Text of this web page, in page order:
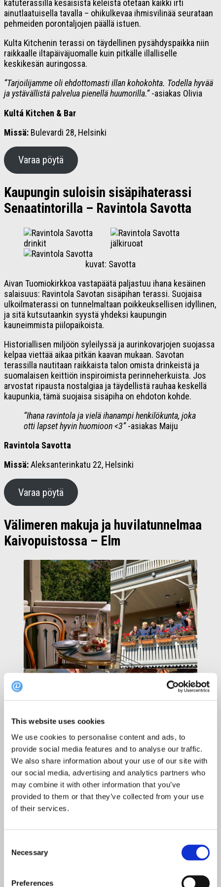
This website uses cookies
We use cookies to personalise content and ads, to
provide social media features and to analyse our traffic.
We also share information about your use of our site with
our social media, advertising and analytics partners who
may combine it with other information that you’ve
provided to them or that they’ve collected from your use
of their services.
Selection
Necessary
Preferences
katuterassilla kesäisistä keleistä otetaan kaikki irti
ainutlaatuisella tavalla – ohikulkevaa ihmisvilinää seurataan
pehmeiden porontaljojen päällä istuen.
Kulta Kitchenin terassi on täydellinen pysähdyspaikka niin
raikkaalle iltapäiväjuomalle kuin pitkälle illalliselle
keskikesän auringossa.
“Tarjoilijamme oli ehdottomasti illan kohokohta. Todella hyvää
ja ystävällistä palvelua pienellä huumorilla.”-asiakas Olivia
Kultá Kitchen & Bar
Missä: Bulevardi 28, Helsinki
Varaa pöytä
Kaupungin suloisin sisäpihaterassi
Senaatintorilla – Ravintola Savotta
kuvat: Savotta
Aivan Tuomiokirkkoa vastapäätä paljastuu ihana kesäinen
salaisuus: Ravintola Savotan sisäpihan terassi. Suojaisa
ulkoilmaterassi on tunnelmaltaan poikkeuksellisen idyllinen,
ja sitä kutsutaankin syystä yhdeksi kaupungin
kauneimmista piilopaikoista.
Historiallisen miljöön syleilyssä ja aurinkovarjojen suojassa
kelpaa viettää aikaa pitkän kaavan mukaan. Savotan
terassilla nautitaan raikkaista talon omista drinkeistä ja
suomalaisen keittiön inspiroimista perinneherkuista. Jos
arvostat ripausta nostalgiaa ja täydellistä rauhaa keskellä
kaupunkia, tämä suojaisa sisäpiha on ehdoton kohde.
“Ihana ravintola ja vielä ihanampi henkilökunta, joka
otti lapset hyvin huomioon <3”-asiakas Maiju
Ravintola Savotta
Missä:Aleksanterinkatu 22, Helsinki
Varaa pöytä
Välimeren makuja ja huvilatunnelmaa
Kaivopuistossa – Elm